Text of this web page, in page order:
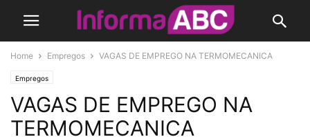
Home Empregos VAGAS DE EMPREGO NA TERMOMECANICA
Empregos
VAGAS DE EMPREGO NA
TERMOMECANICA